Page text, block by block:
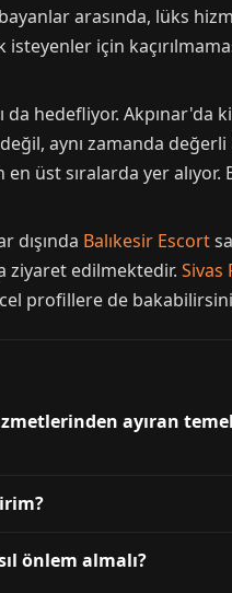
arasında, lüks
için
da hedefliyor. Akpınar'da
aynı zamanda
üst sıralarda yer alıyor.
dışında Balıkesir Escort
ziyaret edilmektedir. Sivas
profillere de
ayıran temel
önlem almalı?